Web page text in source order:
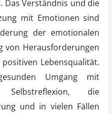
Das Verständnis und die
mit Emotionen sind
der emotionalen
von Herausforderungen
Lebensqualität.
Umgang mit
die
und in vielen Fällen